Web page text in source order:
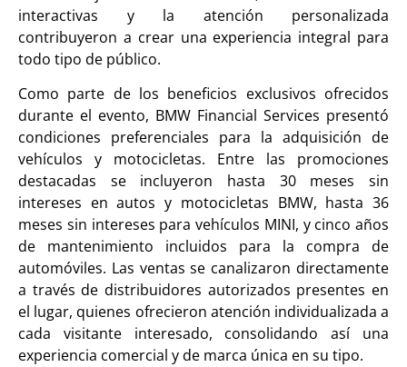
interactivas y la atención personalizada
contribuyeron a crear una experiencia integral para
todo tipo de público.
Como parte de los beneficios exclusivos ofrecidos
durante el evento, BMW Financial Services presentó
condiciones preferenciales para la adquisición de
vehículos y motocicletas. Entre las promociones
destacadas se incluyeron hasta 30 meses sin
intereses en autos y motocicletas BMW, hasta 36
meses sin intereses para vehículos MINI, y cinco años
de mantenimiento incluidos para la compra de
automóviles. Las ventas se canalizaron directamente
a través de distribuidores autorizados presentes en
el lugar, quienes ofrecieron atención individualizada a
cada visitante interesado, consolidando así una
experiencia comercial y de marca única en su tipo.